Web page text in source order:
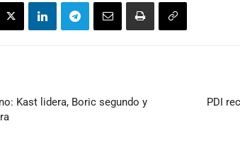
Kast lidera, Boric segundo y
PDI